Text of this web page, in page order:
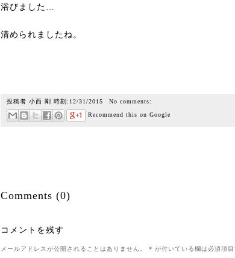
浴びました…
清められましたね。
投稿者 小西 剛 時刻: 12/31/2015 No comments:
Recommend this on Google
Comments (0)
コメントを残す
メールアドレスが公開されることはありません。 * が付いている欄は必須項